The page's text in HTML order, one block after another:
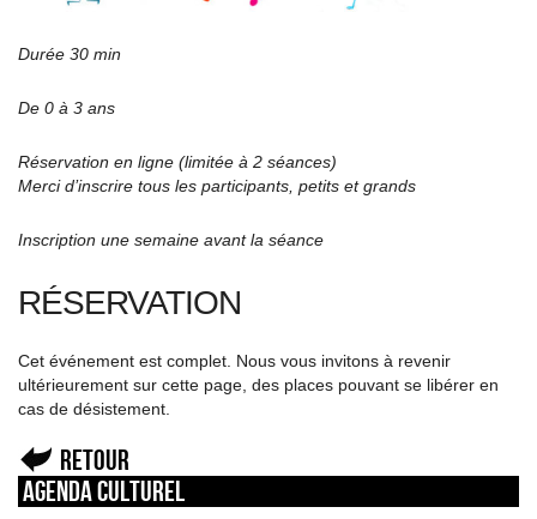
Durée 30 min
De 0 à 3 ans
Réservation en ligne (limitée à 2 séances)
Merci d’inscrire tous les participants, petits et grands
Inscription une semaine avant la séance
RÉSERVATION
Cet événement est complet. Nous vous invitons à revenir
ultérieurement sur cette page, des places pouvant se libérer en
cas de désistement.
Retour
Agenda culturel